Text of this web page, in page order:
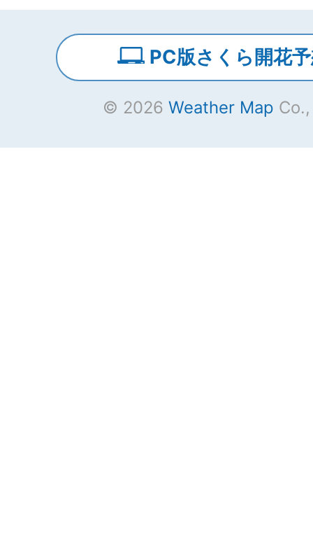
PC版さくら開花
© 2026 Weather Map